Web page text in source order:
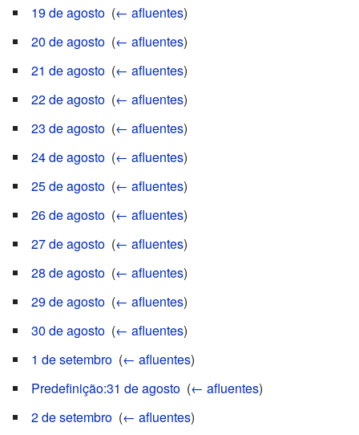
19 de agosto (← afluentes)
20 de agosto (← afluentes)
21 de agosto (← afluentes)
22 de agosto (← afluentes)
23 de agosto (← afluentes)
24 de agosto (← afluentes)
25 de agosto (← afluentes)
26 de agosto (← afluentes)
27 de agosto (← afluentes)
28 de agosto (← afluentes)
29 de agosto (← afluentes)
30 de agosto (← afluentes)
1 de setembro (← afluentes)
Predefinição:31 de agosto (← afluentes)
2 de setembro (← afluentes)